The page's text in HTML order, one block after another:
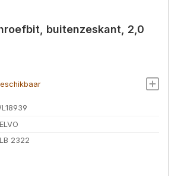
buitenzeskant, 2,0
2322